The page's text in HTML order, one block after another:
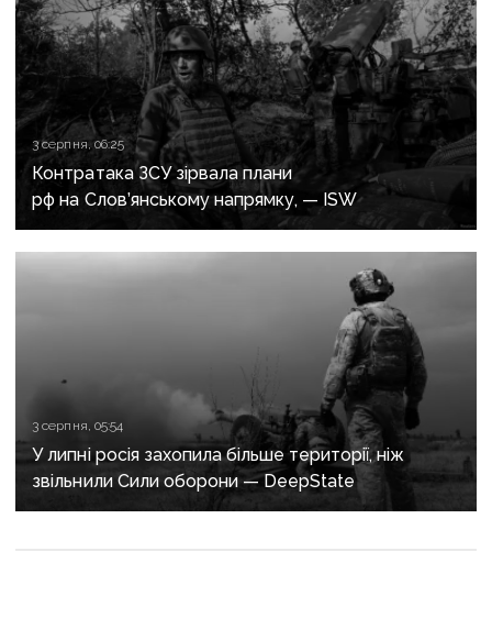
3 серпня, 06:25
Контратака ЗСУ зірвала плани
рф на Слов’янському напрямку, — ISW
3 серпня, 05:54
У липні росія захопила більше території, ніж
звільнили Сили оборони — DeepState